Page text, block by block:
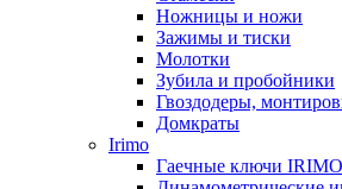
Ножницы и ножи
Зажимы и тиски
Молотки
Зубила и пробойники
Гвоздодеры,
Домкраты
Irimo
Гаечные ключи IRIMO